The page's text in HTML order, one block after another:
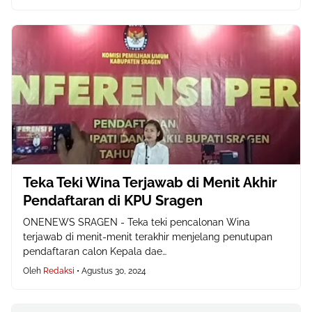
Teka Teki Wina Terjawab di Menit Akhir
Pendaftaran di KPU Sragen
ONENEWS SRAGEN - Teka teki pencalonan Wina
terjawab di menit-menit terakhir menjelang penutupan
pendaftaran calon Kepala dae…
Oleh Redaksi • Agustus 30, 2024